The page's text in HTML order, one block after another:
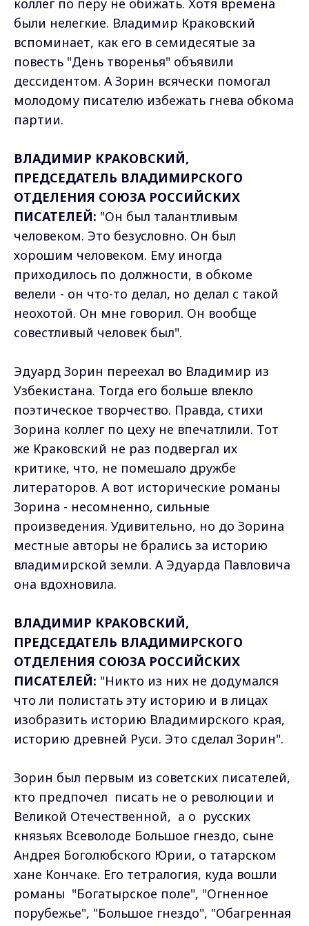
коллег по перу не обижать. Хотя времена
были нелегкие. Владимир Краковский
вспоминает, как его в семидесятые за
повесть "День творенья" объявили
дессидентом. А Зорин всячески помогал
молодому писателю избежать гнева обкома
партии.
ВЛАДИМИР КРАКОВСКИЙ,
ПРЕДСЕДАТЕЛЬ ВЛАДИМИРСКОГО
ОТДЕЛЕНИЯ СОЮЗА РОССИЙСКИХ
ПИСАТЕЛЕЙ: "Он был талантливым
человеком. Это безусловно. Он был
хорошим человеком. Ему иногда
приходилось по должности, в обкоме
велели - он что-то делал, но делал с такой
неохотой. Он мне говорил. Он вообще
совестливый человек был".
Эдуард Зорин переехал во Владимир из
Узбекистана. Тогда его больше влекло
поэтическое творчество. Правда, стихи
Зорина коллег по цеху не впечатлили. Тот
же Краковский не раз подвергал их
критике, что, не помешало дружбе
литераторов. А вот исторические романы
Зорина - несомненно, сильные
произведения. Удивительно, но до Зорина
местные авторы не брались за историю
владимирской земли. А Эдуарда Павловича
она вдохновила.
ВЛАДИМИР КРАКОВСКИЙ,
ПРЕДСЕДАТЕЛЬ ВЛАДИМИРСКОГО
ОТДЕЛЕНИЯ СОЮЗА РОССИЙСКИХ
ПИСАТЕЛЕЙ: "Никто из них не додумался
что ли полистать эту историю и в лицах
изобразить историю Владимирского края,
историю древней Руси. Это сделал Зорин".
Зорин был первым из советских писателей,
кто предпочел писать не о революции и
Великой Отечественной, а о русских
князьях Всеволоде Большое гнездо, сыне
Андрея Боголюбского Юрии, о татарском
хане Кончаке. Его тетралогия, куда вошли
романы "Богатырское поле", "Огненное
порубежье", "Большое гнездо", "Обагренная